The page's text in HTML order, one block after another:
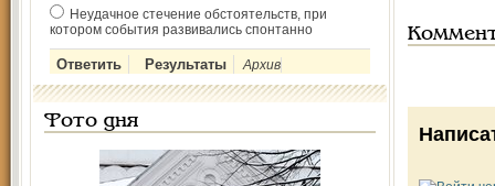
Неудачное стечение обстоятельств, при
котором события развивались спонтанно
Архив
Фото дня